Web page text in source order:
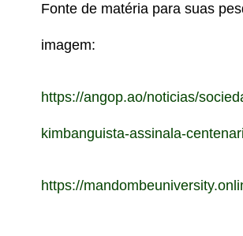
Fonte de matéria para suas
imagem:
https://angop.ao/noticias/
kimbanguista-assinala-
https://